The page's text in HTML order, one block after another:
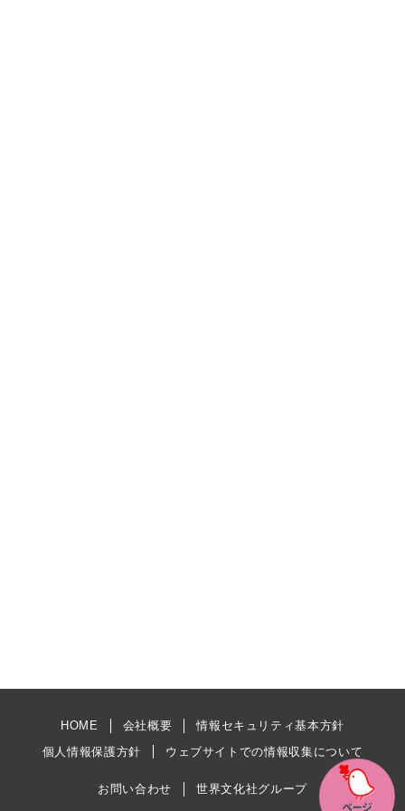
HOME 会社概要
情報セキュリティ基本方針
個人情報保護方針
ウェブサイトでの情報収集について
お問い合わせ 世界文化社グループ